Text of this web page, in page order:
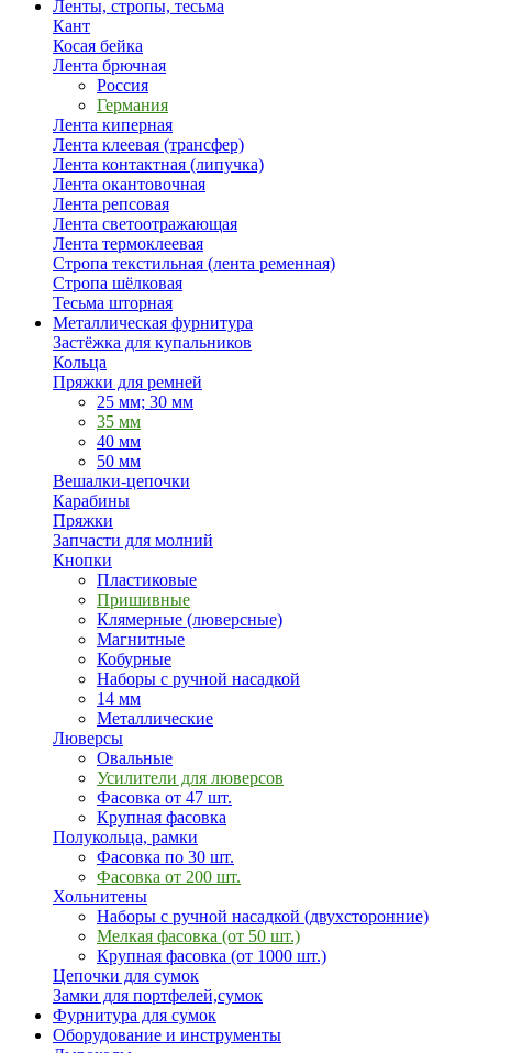
Ленты, стропы, тесьма
Кант
Косая бейка
Лента брючная
Россия
Германия
Лента киперная
Лента клеевая (трансфер)
Лента контактная (липучка)
Лента окантовочная
Лента репсовая
Лента светоотражающая
Лента термоклеевая
Стропа текстильная (лента ременная)
Стропа шёлковая
Тесьма шторная
Металлическая фурнитура
Застёжка для купальников
Кольца
Пряжки для ремней
25 мм; 30 мм
35 мм
40 мм
50 мм
Вешалки-цепочки
Карабины
Пряжки
Запчасти для молний
Кнопки
Пластиковые
Пришивные
Клямерные (люверсные)
Магнитные
Кобурные
Наборы с ручной насадкой
14 мм
Металлические
Люверсы
Овальные
Усилители для люверсов
Фасовка от 47 шт.
Крупная фасовка
Полукольца, рамки
Фасовка по 30 шт.
Фасовка от 200 шт.
Хольнитены
Наборы с ручной насадкой (двухсторонние)
Мелкая фасовка (от 50 шт.)
Крупная фасовка (от 1000 шт.)
Цепочки для сумок
Замки для портфелей,сумок
Фурнитура для сумок
Оборудование и инструменты